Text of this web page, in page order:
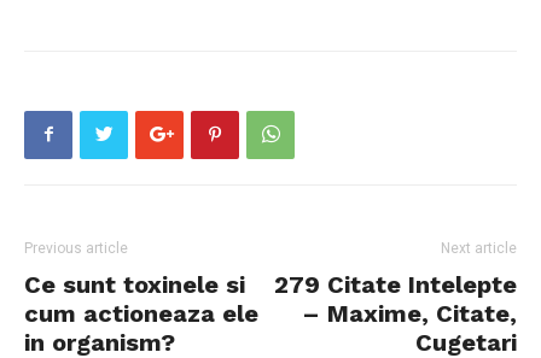
Previous article
Ce sunt toxinele si
cum actioneaza ele
in organism?
Next article
279 Citate Intelepte
– Maxime, Citate,
Cugetari